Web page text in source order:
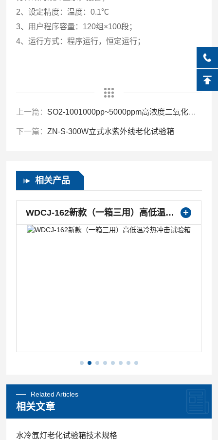
2、设定精度：温度：0.1℃
3、用户程序容量：120组×100段；
4、运行方式：程序运行，恒定运行；
上一篇： SO2-1001000pp~5000ppm高浓度二氧化硫腐蚀试验箱
下一篇：ZN-S-300W立式水紫外线老化试验箱
相关产品
WDCJ-162新款（一箱三用）高低温冷热冲击试验箱
Related Articles
相关文章
水冷氙灯老化试验箱技术规格